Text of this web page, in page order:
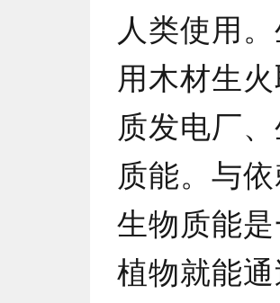
人类使用
用木材生
质发电厂
质能。与
生物质能
植物就能